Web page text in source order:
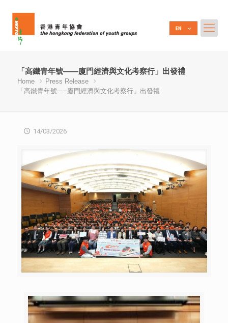
「高鐵青年號——廈門經濟與文化考察行」出發禮
Home
Press Release
「高鐵青年號——廈門經濟與文化考察行」出發禮
14/03/2026